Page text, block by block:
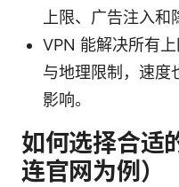
上限、广告注入和
VPN 能解决所有
与地理限制，速度
影响。
如何选择合适
连官网为例）